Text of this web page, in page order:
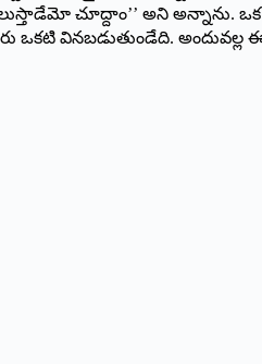
చూద్దాం’’ అని అన్నాను.
వినబడుతుండేది. అందువల్ల